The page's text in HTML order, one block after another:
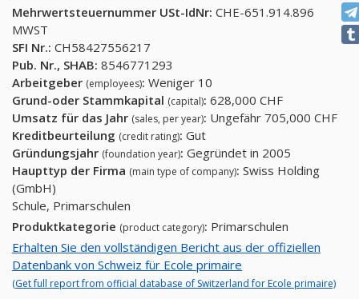
Mehrwertsteuernummer USt-IdNr: CHE-651.914.896
MWST
SFI Nr.: CH58427556217
Pub. Nr., SHAB: 8546771293
Arbeitgeber (employees): Weniger 10
Grund-oder Stammkapital (capital): 628,000 CHF
Umsatz für das Jahr (sales, per year): Ungefähr 705,000 CHF
Kreditbeurteilung (credit rating): Gut
Gründungsjahr (foundation year): Gegründet in 2005
Haupttyp der Firma (main type of company): Swiss Holding
(GmbH)
Schule, Primarschulen
Produktkategorie (product category): Primarschulen
Erhalten Sie den vollständigen Bericht aus der offiziellen
Datenbank von Schweiz für Ecole primaire
(Get full report from official database of Switzerland for Ecole primaire)